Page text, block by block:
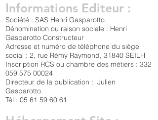
Informations Editeur :
Société : SAS Henri Gasparotto.
Dénomination ou raison sociale : Henri
Gasparotto Constructeur
Adresse et numéro de téléphone du siège
social : 2, rue Rémy Raymond, 31840 SEILH
Inscription RCS ou chambre des métiers : 332
059 575 00024
Directeur de la publication : Julien
Gasparotto.
Tél : 05 61 59 60 61